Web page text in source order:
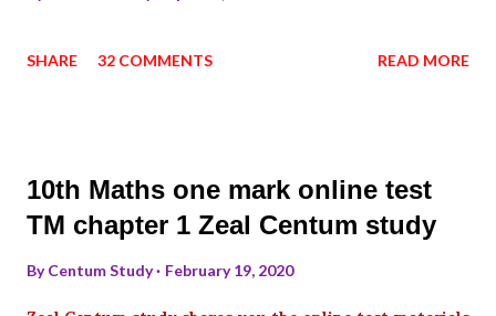
SHARE 32 COMMENTS READ MORE
10th Maths one mark online test
TM chapter 1 Zeal Centum study
ByCentum Study February 19, 2020